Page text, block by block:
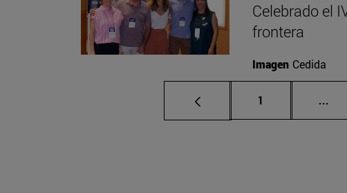
Celebrado el
frontera
Imagen Cedida
Página
1 ...